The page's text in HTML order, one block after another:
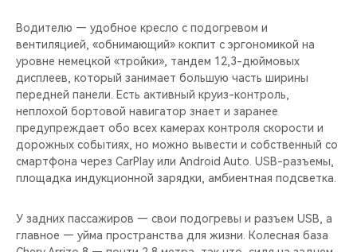
Водителю — удобное кресло с подогревом и
вентиляцией, «обнимающий» кокпит с эргономикой на
уровне немецкой «тройки», тандем 12,3-дюймовых
дисплеев, который занимает большую часть ширины
передней панели. Есть активный круиз-контроль,
неплохой бортовой навигатор знает и заранее
предупреждает обо всех камерах контроля скорости и
дорожных событиях, но можно вывести и собственный со
смартфона через CarPlay или Android Auto. USB-разъемы,
площадка индукционной зарядки, амбиентная подсветка.
У задних пассажиров — свои подогревы и разъем USB, а
главное — уйма пространства для жизни. Колесная база